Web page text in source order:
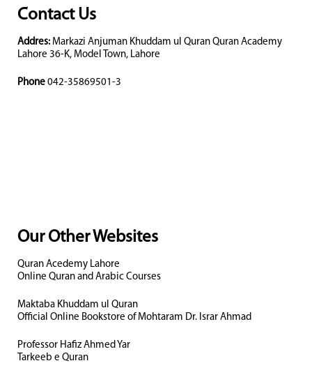
Contact Us
Addres: Markazi Anjuman Khuddam ul Quran Quran Academy
Lahore 36-K, Model Town, Lahore
Phone 042-35869501-3
Our Other Websites
Quran Acedemy Lahore
Online Quran and Arabic Courses
Maktaba Khuddam ul Quran
Official Online Bookstore of Mohtaram Dr. Israr Ahmad
Professor Hafiz Ahmed Yar
Tarkeeb e Quran